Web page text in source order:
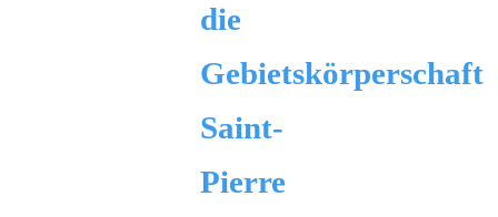
die
Gebietskörperschaft
Saint-
Pierre